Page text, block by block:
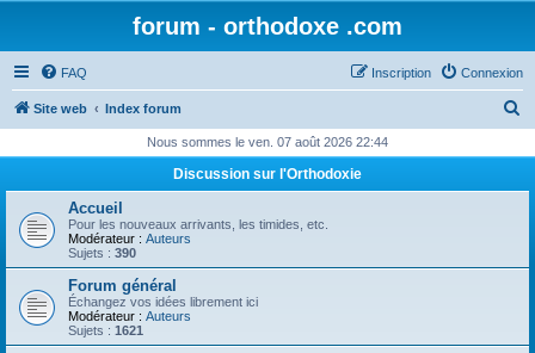
forum - orthodoxe .com
FAQ Connexion
Inscription
Site web Index forum
h
Nous sommes le ven. 07 août 2026 22:44
Discussion sur l'Orthodoxie
Accueil
Pour les nouveaux arrivants, les timides, etc.
Modérateur : Auteurs
Sujets : 390
Forum général
Échangez vos idées librement ici
Modérateur : Auteurs
Sujets : 1621